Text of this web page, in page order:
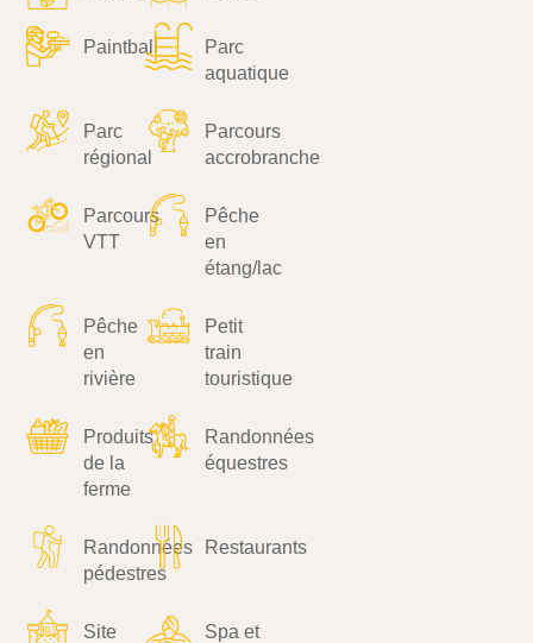
Paintball
Parc
aquatique
Parc
régional
Parcours
accrobranche
Parcours
VTT
Pêche
en
étang/lac
Pêche
en
rivière
Petit
train
touristique
Produits
de la
ferme
Randonnées
équestres
Randonnées
pédestres
Restaurants
Site
Spa et